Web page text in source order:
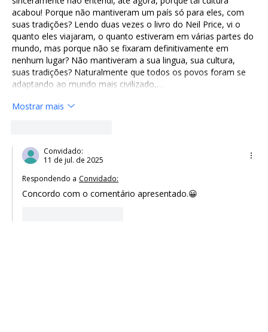
acabou! Porque não mantiveram um país só para eles, com
suas tradições? Lendo duas vezes o livro do Neil Price, vi o
quanto eles viajaram, o quanto estiveram em várias partes do
mundo, mas porque não se fixaram definitivamente em
nenhum lugar? Não mantiveram a sua lingua, sua cultura,
suas tradições? Naturalmente que todos os povos foram se
adaptando ao mundo mais civilizado,…
Mostrar mais
Convidado:
11 de jul. de 2025
Respondendo a Convidado:
Concordo com o comentário apresentado.😀